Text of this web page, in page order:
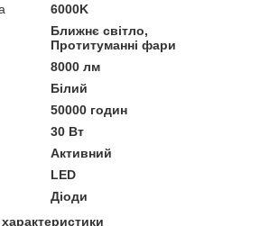
6000K
Ближнє світло,
Протитуманні фари
8000 лм
Білий
50000 годин
30 Вт
Активний
LED
Діоди